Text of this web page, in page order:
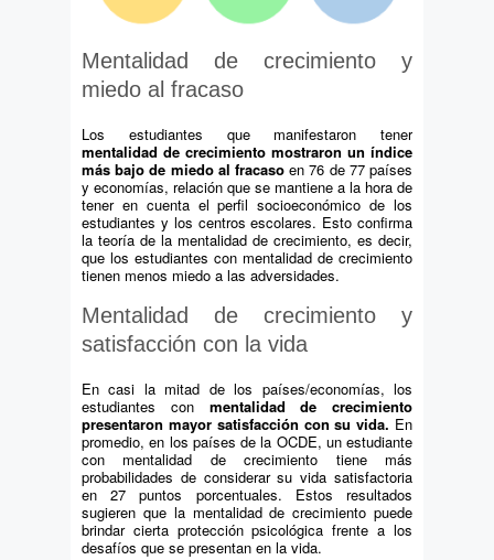
Mentalidad de crecimiento y
miedo al fracaso
Los estudiantes que manifestaron tener
mentalidad de crecimiento mostraron un índice
más bajo de miedo al fracaso en 76 de 77 países
y economías, relación que se mantiene a la hora de
tener en cuenta el perfil socioeconómico de los
estudiantes y los centros escolares. Esto confirma
la teoría de la mentalidad de crecimiento, es decir,
que los estudiantes con mentalidad de crecimiento
tienen menos miedo a las adversidades.
Mentalidad de crecimiento y
satisfacción con la vida
En casi la mitad de los países/economías, los
estudiantes con mentalidad de crecimiento
presentaron mayor satisfacción con su vida. En
promedio, en los países de la OCDE, un estudiante
con mentalidad de crecimiento tiene más
probabilidades de considerar su vida satisfactoria
en 27 puntos porcentuales. Estos resultados
sugieren que la mentalidad de crecimiento puede
brindar cierta protección psicológica frente a los
desafíos que se presentan en la vida.